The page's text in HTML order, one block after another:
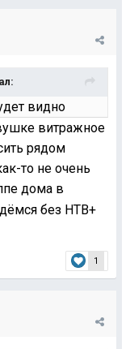
видно
витражное
рядом
то не очень
дома в
без НТВ+
1